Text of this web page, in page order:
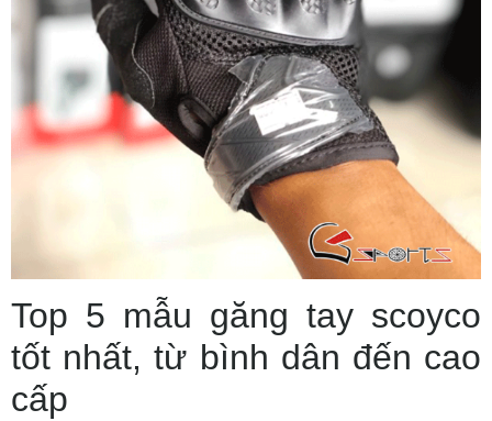
Top 5 mẫu găng tay scoyco
tốt nhất, từ bình dân đến cao
cấp